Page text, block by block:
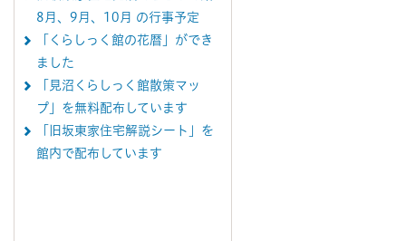
8月、9月、10月 の行事予定
「くらしっく館の花暦」ができ
ました
「見沼くらしっく館散策マッ
プ」を無料配布しています
「旧坂東家住宅解説シート」を
館内で配布しています